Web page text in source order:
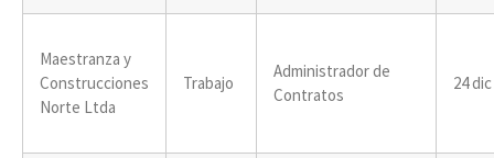
Maestranza y
Construcciones
Norte Ltda
Trabajo
Administrador de
Contratos
24